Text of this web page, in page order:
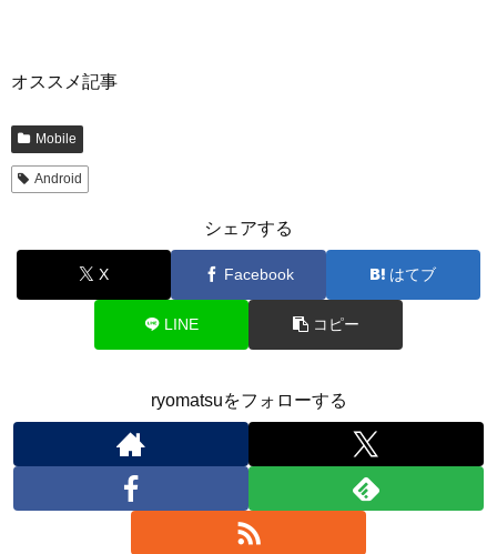
オススメ記事
Mobile
Android
シェアする
X Facebook はてブ
LINE コピー
ryomatsuをフォローする